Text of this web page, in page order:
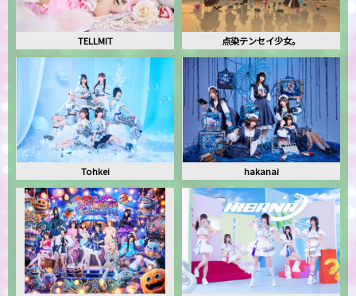
TELLMIT 点染テンセイ少女。
Tohkei hakanai